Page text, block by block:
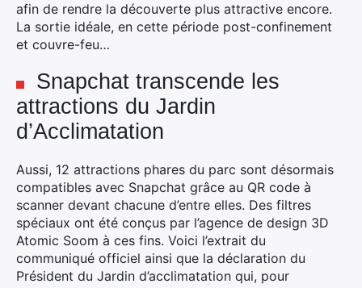
afin de rendre la découverte plus attractive encore.
La sortie idéale, en cette période post-confinement
et couvre-feu…
Snapchat transcende les
attractions du Jardin
d’Acclimatation
Aussi, 12 attractions phares du parc sont désormais
compatibles avec Snapchat grâce au QR code à
scanner devant chacune d’entre elles. Des filtres
spéciaux ont été conçus par l’agence de design 3D
Atomic Soom à ces fins. Voici l’extrait du
communiqué officiel ainsi que la déclaration du
Président du Jardin d’acclimatation qui, pour